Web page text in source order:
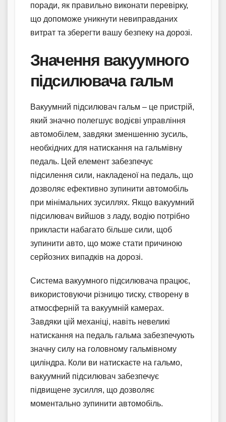
поради, як правильно виконати перевірку,
що допоможе уникнути невиправданих
витрат та зберегти вашу безпеку на дорозі.
Значення вакуумного
підсилювача гальм
Вакуумний підсилювач гальм – це пристрій,
який значно полегшує водієві управління
автомобілем, завдяки зменшенню зусиль,
необхідних для натискання на гальмівну
педаль. Цей елемент забезпечує
підсилення сили, накладеної на педаль, що
дозволяє ефективно зупинити автомобіль
при мінімальних зусиллях. Якщо вакуумний
підсилювач вийшов з ладу, водію потрібно
прикласти набагато більше сили, щоб
зупинити авто, що може стати причиною
серйозних випадків на дорозі.
Система вакуумного підсилювача працює,
використовуючи різницю тиску, створену в
атмосферній та вакуумній камерах.
Завдяки цій механіці, навіть невеликі
натискання на педаль гальма забезпечують
значну силу на головному гальмівному
циліндра. Коли ви натискаєте на гальмо,
вакуумний підсилювач забезпечує
підвищене зусилля, що дозволяє
моментально зупинити автомобіль.